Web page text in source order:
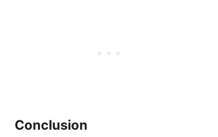
Conclusion